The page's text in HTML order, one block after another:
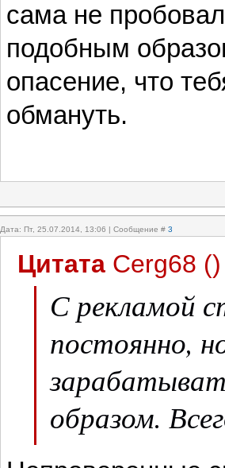
сама не
подобным
опасение, что
обмануть.
Дата: Пт, 25.07.2014, 13:06 | Сообщение # 3
Цитата Cerg68 ()
С рекламой
постоянно,
образом.